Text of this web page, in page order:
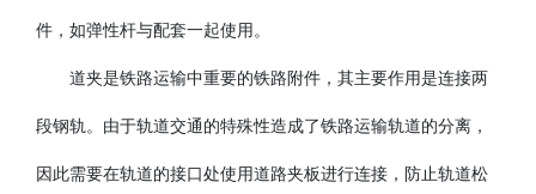
件，如弹性杆与配套一起使用。
道夹是铁路运输中重要的铁路附件，其主要作用是连接两
段钢轨。由于轨道交通的特殊性造成了铁路运输轨道的分离，
因此需要在轨道的接口处使用道路夹板进行连接，防止轨道松